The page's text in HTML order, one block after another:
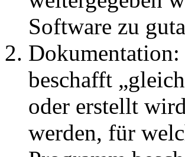
Software zu
beschafft
oder erstellt
werden, für